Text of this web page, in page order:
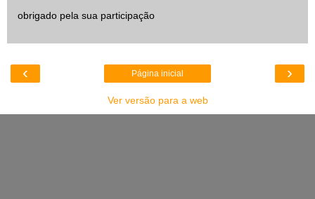
obrigado pela sua participação
‹ ›
Página inicial
Ver versão para a web